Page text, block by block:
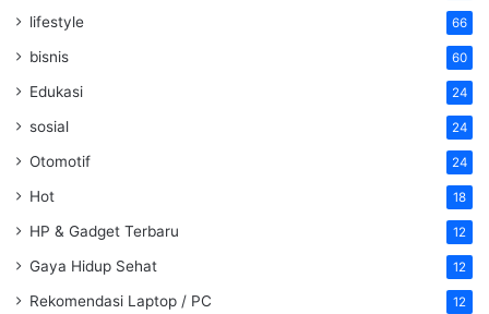
lifestyle 66
bisnis 60
Edukasi 24
sosial 24
Otomotif 24
Hot 18
HP & Gadget Terbaru 12
Gaya Hidup Sehat 12
Rekomendasi Laptop / PC 12